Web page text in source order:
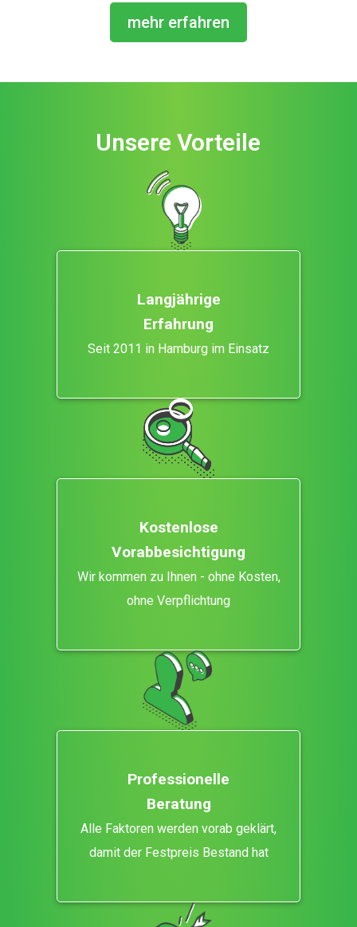
mehr erfahren
Unsere Vorteile
Langjährige
Erfahrung
Seit 2011 in Hamburg im Einsatz
Kostenlose
Vorabbesichtigung
Wir kommen zu Ihnen - ohne Kosten,
ohne Verpflichtung
Professionelle
Beratung
Alle Faktoren werden vorab geklärt,
damit der Festpreis Bestand hat